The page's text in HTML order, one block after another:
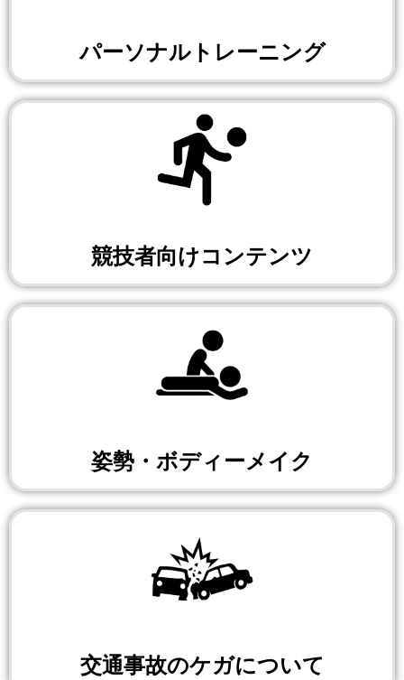
パーソナルトレーニング
競技者向けコンテンツ
姿勢・ボディーメイク
交通事故のケガについて